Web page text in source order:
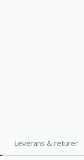
Leverans & returer